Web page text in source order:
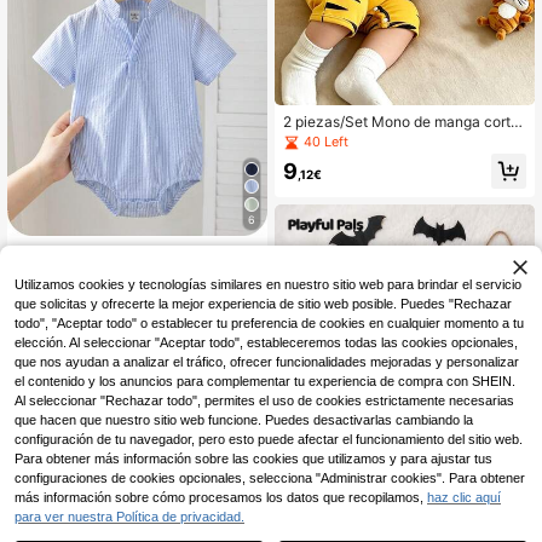
6
pequeño y botones, adecuado para
salidas de primavera y verano
6,32€
2 piezas/Set Mono de manga corta
con rayas de tigre naranja lindo par
a recién nacido, con gorro, adecuad
o para primavera, verano y otoño
40 Left
9 ,12€
Utilizamos cookies y tecnologías similares en nuestro sitio web para brindar el servicio
que solicitas y ofrecerte la mejor experiencia de sitio web posible. Puedes "Rechazar
todo", "Aceptar todo" o establecer tu preferencia de cookies en cualquier momento a tu
elección. Al seleccionar "Aceptar todo", estableceremos todas las cookies opcionales,
que nos ayudan a analizar el tráfico, ofrecer funcionalidades mejoradas y personalizar
el contenido y los anuncios para complementar tu experiencia de compra con SHEIN.
Al seleccionar "Rechazar todo", permites el uso de cookies estrictamente necesarias
que hacen que nuestro sitio web funcione. Puedes desactivarlas cambiando la
configuración de tu navegador, pero esto puede afectar el funcionamiento del sitio web.
Para obtener más información sobre las cookies que utilizamos y para ajustar tus
configuraciones de cookies opcionales, selecciona "Administrar cookies". Para obtener
más información sobre cómo procesamos los datos que recopilamos, haz clic aquí
para ver nuestra Política de privacidad.